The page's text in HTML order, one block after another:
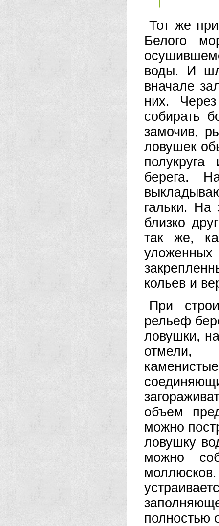
Тот же
Белого
воды. И
вначале
них.
собирать
замочив,
ловушек
берега.
гальки. На
близко
так же,
кольев и
При
рельеф
ловушки,
отмели,
объем
можно
ловушку
можно
полностью